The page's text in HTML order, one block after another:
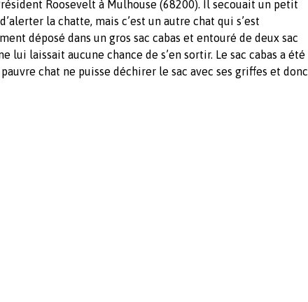
Roosevelt à Mulhouse (68200). Il secouait un petit
la chatte, mais c’est un autre chat qui s’est
déposé dans un gros sac cabas et entouré de deux sac
lui laissait aucune chance de s’en sortir. Le sac cabas a été
chat ne puisse déchirer le sac avec ses griffes et donc